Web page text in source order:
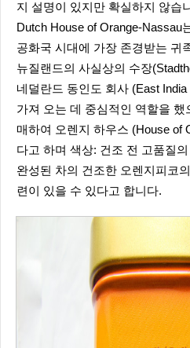
지 설명이 있지만 확실하지 않습
Dutch House of Orange-Nassau
공화국 시대에 가장 존경받는 귀
뉴질랜드의 사실상의 수장
네덜란드 동인도 회사 (East
가져 오는 데 중심적인 역할을
매하여 오렌지 하우스 (House of
다고 하며 색상: 건조 전 고품질
완성된 차의 건조한 오렌지피코
련이 있을 수 있다고 합니다.